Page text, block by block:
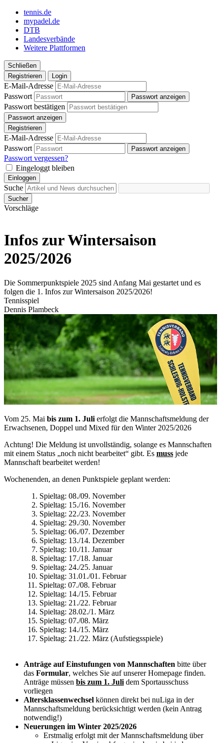
tennis.de
mypadel.de
DTB
Landesverbände
Weitere Plattformen
Schließen
Registrieren
Login
E-Mail-Adresse
Passwort
Passwort anzeigen
Passwort bestätigen
Passwort anzeigen
Registrieren
E-Mail-Adresse
Passwort
Passwort anzeigen
Passwort vergessen?
Eingeloggt bleiben
Einloggen
Suche
Sucher
Vorschläge
Infos zur Wintersaison
2025/2026
Die Sommerpunktspiele 2025 sind Anfang Mai gestartet und es
folgen die 1. Infos zur Wintersaison 2025/2026!
Tennisspiel
Dennis Plambeck
Vom 25. Mai bis zum 1. Juli erfolgt die Mannschaftsmeldung der
Erwachsenen, Doppel und Mixed für den Winter 2025/2026
Achtung! Die Meldung ist unvollständig, solange es Mannschaften
mit einem Status „noch nicht bearbeitet“ gibt. Es muss jede
Mannschaft bearbeitet werden!
Wochenenden, an denen Punktspiele geplant werden:
1. Spieltag: 08./09. November
2. Spieltag: 15./16. November
3. Spieltag: 22./23. November
4. Spieltag: 29./30. November
5. Spieltag: 06./07. Dezember
6. Spieltag: 13./14. Dezember
7. Spieltag: 10./11. Januar
8. Spieltag: 17./18. Januar
9. Spieltag: 24./25. Januar
10. Spieltag: 31.01./01. Februar
11. Spieltag: 07./08. Februar
12. Spieltag: 14./15. Februar
13. Spieltag: 21./22. Februar
14. Spieltag: 28.02./1. März
15. Spieltag: 07./08. März
16. Spieltag: 14./15. März
17. Spieltag: 21./22. März (Aufstiegsspiele)
Anträge auf Einstufungen von Mannschaften bitte über
das Formular, welches Sie auf unserer Homepage finden.
Anträge müssen bis zum 1. Juli dem Sportausschuss
vorliegen
Altersklassenwechsel können direkt bei nuLiga in der
Mannschaftsmeldung berücksichtigt werden (kein Antrag
notwendig!)
Neuerungen im Winter 2025/2026
Erstmalig erfolgt mit der Mannschaftsmeldung über